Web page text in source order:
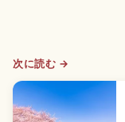
次に読む →